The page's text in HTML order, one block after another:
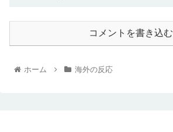
コメントを書き込む
ホーム 海外の反応